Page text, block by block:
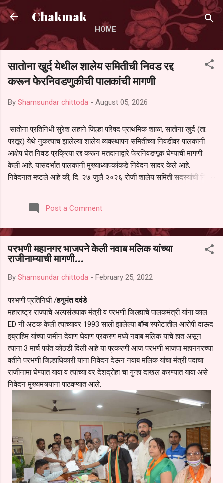
Skip to main content
Chakmak
HOME
सातोना खुर्द येथील शालेय समितीची निवड रद्द
करून फेरनिवडणुकीची पालकांची मागणी
By Shamsundar chittoda - August 05, 2026
सातोना प्रतिनिधी सुरेश लहाने जिल्हा परिषद प्राथमिक शाळा, सातोना खुर्द (ता.
परतूर) येथे नुकत्याच झालेल्या शालेय व्यवस्थापन समितीच्या निवडीवर पालकांनी
आक्षेप घेत निवड प्रक्रिया रद्द करून मतदानाद्वारे फेरनिवडणूक घेण्याची मागणी
केली आहे. यासंदर्भात पालकांनी मुख्याध्यापकांकडे निवेदन सादर केले आहे.
निवेदनात म्हटले आहे की, दि. २७ जुलै २०२६ रोजी शालेय समिती सदस्यांची निवड
पालकांना देण्यात आली नसल्याने मोठ्या संख्येने पालक बैठकीस उपस्थित राहू शकले
नाहीत. तसेच सर्व पालकांना विश्वासात न घेता निवड प्रक्रिया पूर्ण करण्यात
करण्यात यावी आणि सर्व पालकांच्या उपस्थितीत मतदान पद्धतीने शालेय समितीची
फेरनिवडणूक घेण्यात यावी, अशी मागणी पालकांनी केली आहे. या निवेदनाच्या प्रती
जिल्हा शिक्षण अधिकारी (प्राथमिक), जालना तसेच तालुका शिक्षण अधिकारी,
परतूर यांनाही पाठविण्यात आल्या असून प्रशासन याबाबत काय निर्णय घेते, याकडे
Post a Comment
परभणी महानगर भाजपने केली नवाब मलिक यांच्या
राजीनाम्याची मागणी...
By Shamsundar chittoda - February 25, 2022
परभणी प्रतिनिधी /हनुमंत दवंडे
महाराष्ट्र राज्याचे अल्पसंख्याक मंत्री व परभणी जिल्ह्याचे पालकमंत्री यांना काल
ED नी अटक केली त्यांच्यावर 1993 साली झालेल्या बॉम्ब स्फोटातील आरोपी दाऊद
इब्राहिम यांच्या जमीन देवाण घेवाण प्रकरण मध्ये नवाब मलिक यांचे हात असून
त्यांना 3 मार्च पर्यंत कोठडी दिली आहे या प्रकरणी आज परभणी भाजपा महानगरच्या
वतीने परभणी जिल्हाधिकारी यांना निवेदन देऊन नवाब मलिक यांचा मंत्री पदाचा
राजीनामा घेण्यात यावा व त्यांच्या वर देशद्रोहा चा गुन्हा दाखल करण्यात यावा असे
निवेदन मुख्यमंत्र्यांना पाठवण्यात आले.